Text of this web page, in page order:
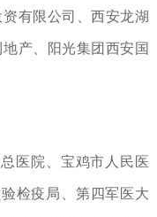
有限公司、西安龙湖
产、阳光集团西安国
医院、宝鸡市人民医
检疫局、第四军医大